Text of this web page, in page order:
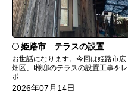
姫路市 テラスの設置
お世話になります。今回は姫路市広
畑区、I様邸のテラスの設置工事をレ
ポ...
2026年07月14日